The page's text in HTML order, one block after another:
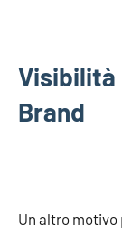
Visibilità
Brand
Un altro